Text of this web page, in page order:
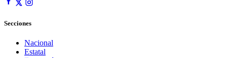
Secciones
Nacional
Estatal